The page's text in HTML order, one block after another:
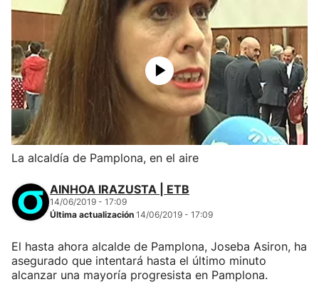
Eguraldia
La alcaldía de Pamplona, en el aire
AINHOA IRAZUSTA | ETB
14/06/2019 - 17:09
Última actualización 14/06/2019 - 17:09
El hasta ahora alcalde de Pamplona, Joseba Asiron, ha
asegurado que intentará hasta el último minuto
alcanzar una mayoría progresista en Pamplona.